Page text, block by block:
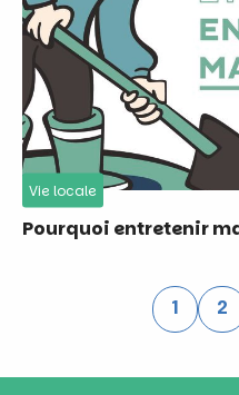
Vie locale
Pourquoi entretenir
1 2